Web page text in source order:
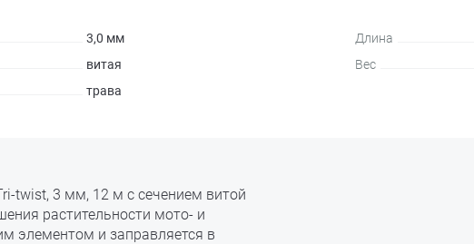
3,0 мм
витая
трава
Длина
Вес
twist, 3 мм, 12 м с сечением витой
растительности мото- и
элементом и заправляется в